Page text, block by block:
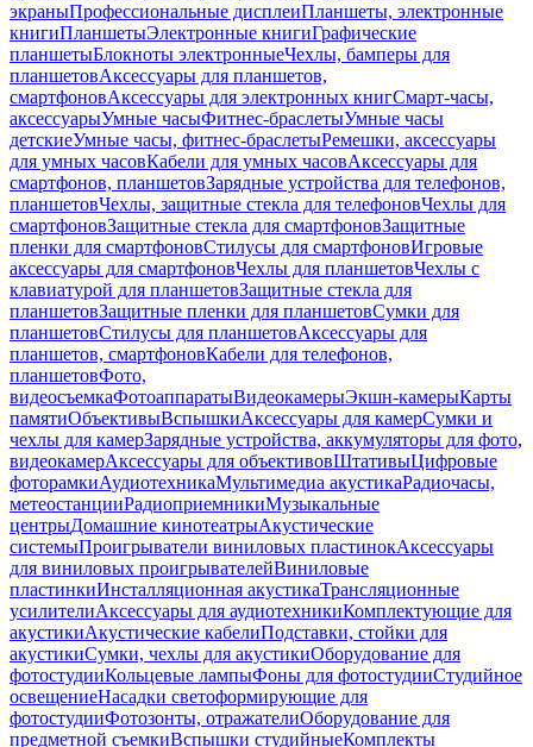
экраныПрофессиональные дисплеиПланшеты, электронные
книгиПланшетыЭлектронные книгиГрафические
планшетыБлокноты электронныеЧехлы, бамперы для
планшетовАксессуары для планшетов,
смартфоновАксессуары для электронных книгСмарт-часы,
аксессуарыУмные часыФитнес-браслетыУмные часы
детскиеУмные часы, фитнес-браслетыРемешки, аксессуары
для умных часовКабели для умных часовАксессуары для
смартфонов, планшетовЗарядные устройства для телефонов,
планшетовЧехлы, защитные стекла для телефоновЧехлы для
смартфоновЗащитные стекла для смартфоновЗащитные
пленки для смартфоновСтилусы для смартфоновИгровые
аксессуары для смартфоновЧехлы для планшетовЧехлы с
клавиатурой для планшетовЗащитные стекла для
планшетовЗащитные пленки для планшетовСумки для
планшетовСтилусы для планшетовАксессуары для
планшетов, смартфоновКабели для телефонов,
планшетовФото,
видеосъемкаФотоаппаратыВидеокамерыЭкшн-камерыКарты
памятиОбъективыВспышкиАксессуары для камерСумки и
чехлы для камерЗарядные устройства, аккумуляторы для фото,
видеокамерАксессуары для объективовШтативыЦифровые
фоторамкиАудиотехникаМультимедиа акустикаРадиочасы,
метеостанцииРадиоприемникиМузыкальные
центрыДомашние кинотеатрыАкустические
системыПроигрыватели виниловых пластинокАксессуары
для виниловых проигрывателейВиниловые
пластинкиИнсталляционная акустикаТрансляционные
усилителиАксессуары для аудиотехникиКомплектующие для
акустикиАкустические кабелиПодставки, стойки для
акустикиСумки, чехлы для акустикиОборудование для
фотостудииКольцевые лампыФоны для фотостудииСтудийное
освещениеНасадки светоформирующие для
фотостудииФотозонты, отражателиОборудование для
предметной съемкиВспышки студийныеКомплекты